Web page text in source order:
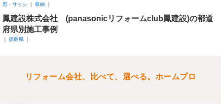
窓・サッシ 収納
鳳建設株式会社 (panasonicリフォームclub鳳建設)の都道
府県別施工事例
徳島県
リフォーム会社、比べて、選べる。ホームプロ